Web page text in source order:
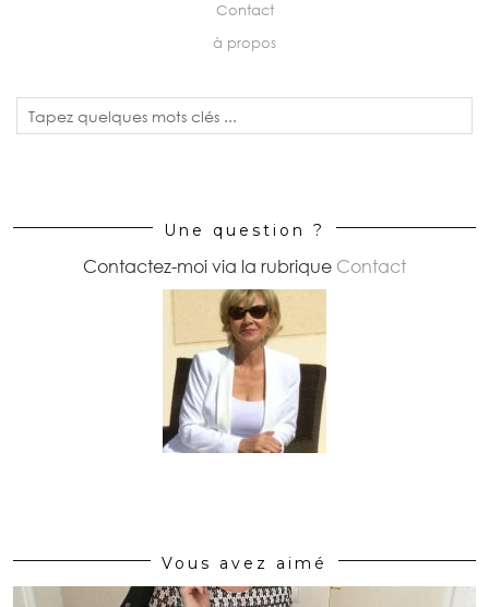
Contact
à propos
Une question ?
Contactez-moi via la rubrique Contact
Vous avez aimé